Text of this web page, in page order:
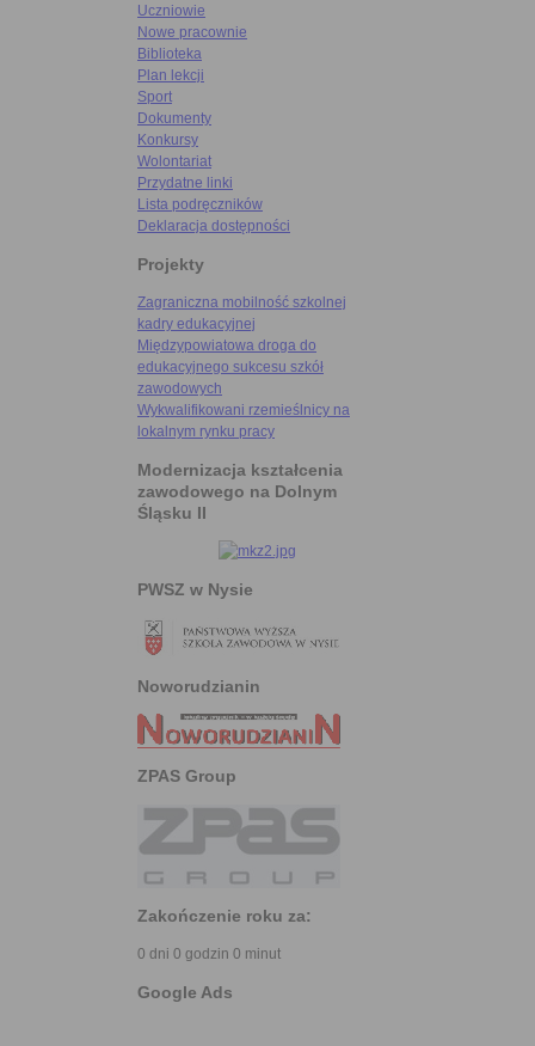
Uczniowie
Nowe pracownie
Biblioteka
Plan lekcji
Sport
Dokumenty
Konkursy
Wolontariat
Przydatne linki
Lista podręczników
Deklaracja dostępności
Projekty
Zagraniczna mobilność szkolnej
kadry edukacyjnej
Międzypowiatowa droga do
edukacyjnego sukcesu szkół
zawodowych
Wykwalifikowani rzemieślnicy na
lokalnym rynku pracy
Modernizacja kształcenia
zawodowego na Dolnym
Śląsku II
PWSZ w Nysie
Noworudzianin
ZPAS Group
Zakończenie roku za:
0 dni 0 godzin 0 minut
Google Ads